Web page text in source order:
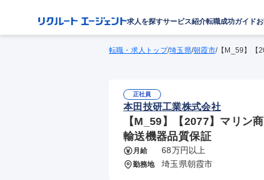
求人を探すサービス紹介転職成功ガイド
転職・求人トップ/埼玉県/朝霞市/【M_59】【
正社員
本田技研工業株式会社
【M_59】【2077】マリン
輸送機器品質保証
月給 68万円以上
勤務地 埼玉県朝霞市